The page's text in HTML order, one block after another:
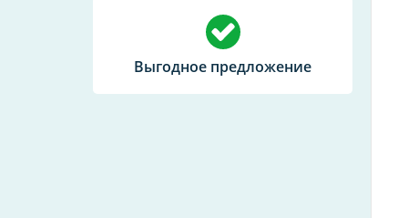
Выгодное предложение